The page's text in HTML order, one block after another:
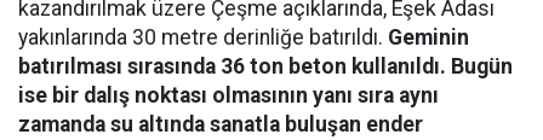
kazandırılmak üzere Çeşme açıklarında, Eşek Adası
yakınlarında 30 metre derinliğe batırıldı. Geminin
batırılması sırasında 36 ton beton kullanıldı. Bugün
ise bir dalış noktası olmasının yanı sıra aynı
zamanda su altında sanatla buluşan ender